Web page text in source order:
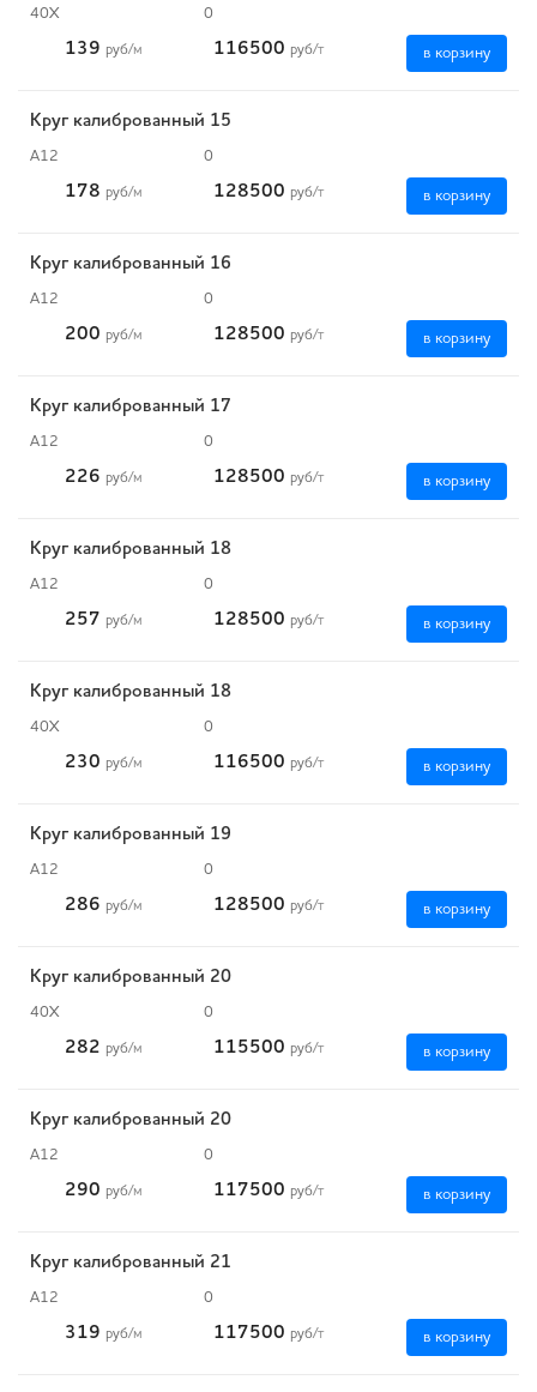
40Х 0
139 руб/м 116500 руб/т в корзину
Круг калиброванный 15
А12 0
178 руб/м 128500 руб/т в корзину
Круг калиброванный 16
А12 0
200 руб/м 128500 руб/т в корзину
Круг калиброванный 17
А12 0
226 руб/м 128500 руб/т в корзину
Круг калиброванный 18
А12 0
257 руб/м 128500 руб/т в корзину
Круг калиброванный 18
40Х 0
230 руб/м 116500 руб/т в корзину
Круг калиброванный 19
А12 0
286 руб/м 128500 руб/т в корзину
Круг калиброванный 20
40Х 0
282 руб/м 115500 руб/т в корзину
Круг калиброванный 20
А12 0
290 руб/м 117500 руб/т в корзину
Круг калиброванный 21
А12 0
319 руб/м 117500 руб/т в корзину